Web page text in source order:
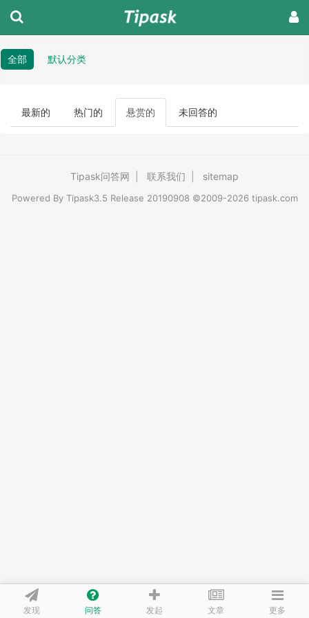
发现 问答 发起 文章 更多
全部 默认分类
最新的 热门的 悬赏的 未回答的
Tipask问答网 联系我们 sitemap
Powered By Tipask3.5 Release 20190908 ©2009-2026 tipask.com